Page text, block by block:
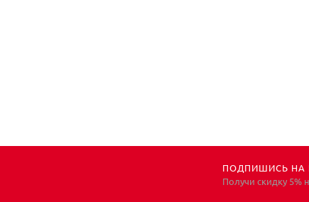
ПОДПИШИСЬ НА
Получи скидку 5%